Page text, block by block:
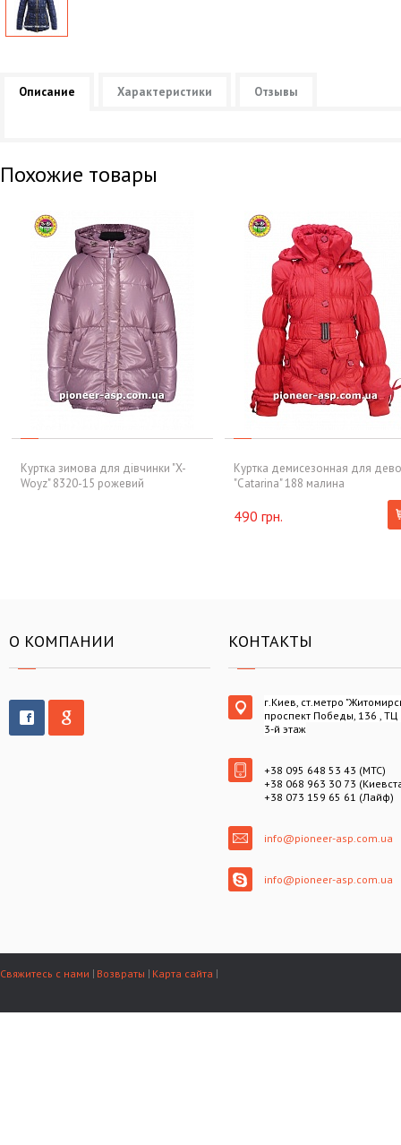
Описание Характеристики Отзывы
Похожие товары
Куртка зимова для дівчинки "X-
Woyz" 8320-15 рожевий
Куртка демисезонная для
"Catarina" 188 малина
490 грн.
О КОМПАНИИ КОНТАКТЫ
г.Киев, ст.метро
проспект Победы, 136 , ТЦ
3-й этаж
+38 095 648 53 43 (МТС)
+38 068 963 30 73
+38 073 159 65 61 (Лайф)
info@pioneer-asp.com.ua
info@pioneer-asp.com.ua
Свяжитесь с нами Возвраты Карта сайта